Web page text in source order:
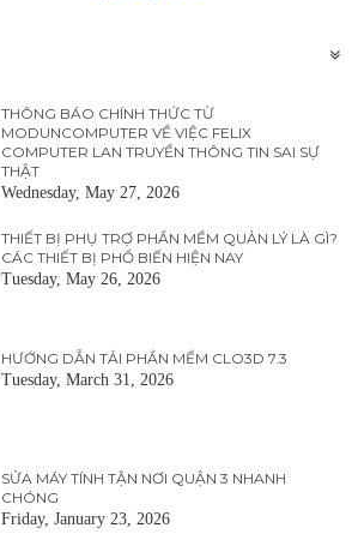
THÔNG BÁO CHÍNH THỨC TỪ
MODUNCOMPUTER VỀ VIỆC FELIX
COMPUTER LAN TRUYỀN THÔNG TIN SAI SỰ
THẬT
Wednesday, May 27, 2026
THIẾT BỊ PHỤ TRỢ PHẦN MỀM QUẢN LÝ LÀ GÌ?
CÁC THIẾT BỊ PHỔ BIẾN HIỆN NAY
Tuesday, May 26, 2026
HƯỚNG DẪN TẢI PHẦN MỀM CLO3D 7.3
Tuesday, March 31, 2026
SỬA MÁY TÍNH TẬN NƠI QUẬN 3 NHANH
CHÓNG
Friday, January 23, 2026